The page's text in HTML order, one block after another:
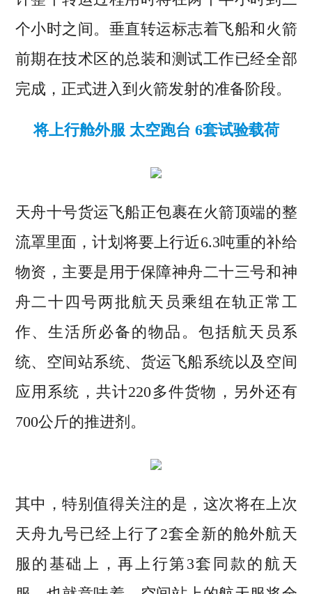
个小时之间。垂直转运标志着飞船和火箭
前期在技术区的总装和测试工作已经全部
完成，正式进入到火箭发射的准备阶段。
将上行舱外服 太空跑台 6套试验载荷
天舟十号货运飞船正包裹在火箭顶端的整
流罩里面，计划将要上行近6.3吨重的补给
物资，主要是用于保障神舟二十三号和神
舟二十四号两批航天员乘组在轨正常工
作、生活所必备的物品。包括航天员系
统、空间站系统、货运飞船系统以及空间
应用系统，共计220多件货物，另外还有
700公斤的推进剂。
其中，特别值得关注的是，这次将在上次
天舟九号已经上行了2套全新的舱外航天
服的基础上，再上行第3套同款的航天